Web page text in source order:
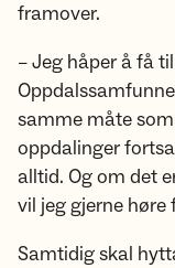
framover.
– Jeg håper å få
samme måte
oppdalinger
alltid. Og om det
vil jeg gjerne høre
Samtidig skal